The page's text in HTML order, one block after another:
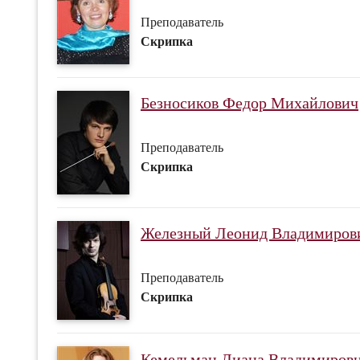
Преподаватель
Скрипка
Безносиков Федор Михайлович
Преподаватель
Скрипка
Железный Леонид
Преподаватель
Скрипка